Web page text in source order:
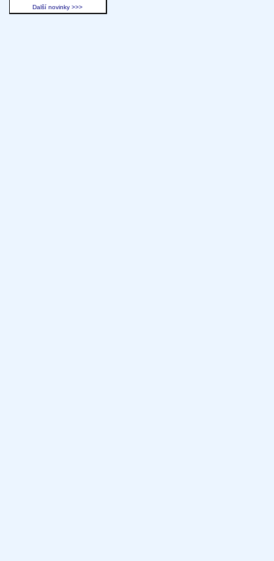
Další novinky >>>